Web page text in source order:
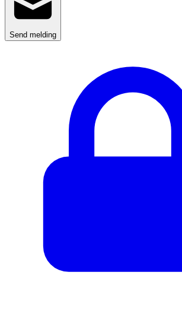
Send melding